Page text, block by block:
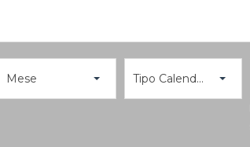
Mese Tipo Calendario